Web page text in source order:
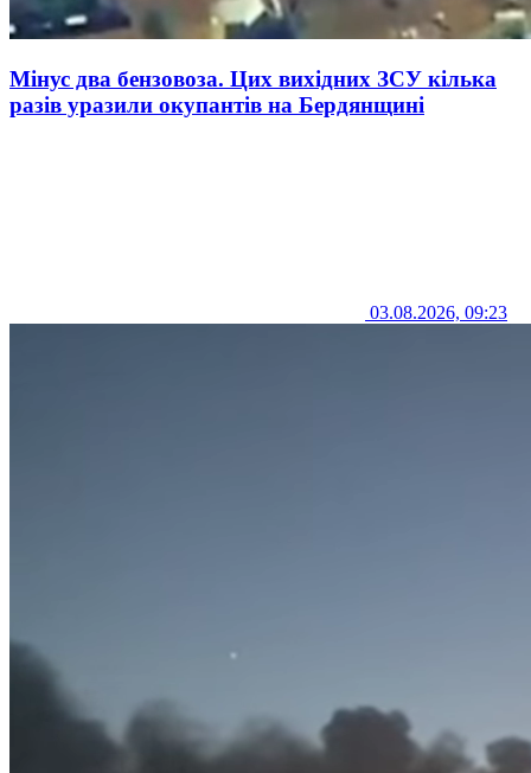
Мінус два бензовоза. Цих вихідних ЗСУ кілька
разів уразили окупантів на Бердянщині
03.08.2026, 09:23